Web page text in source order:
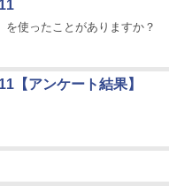
使ったことがありますか？
【アンケート結果】